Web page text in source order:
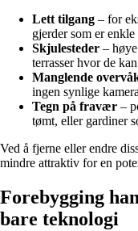
Lett tilgang – for
gjerder som er
Skjulesteder –
terrasser hvor de
Manglende
ingen synlige
Tegn på fravær –
tømt, eller gardiner
Ved å fjerne eller endre
mindre attraktiv for en
Forebygging
bare teknologi